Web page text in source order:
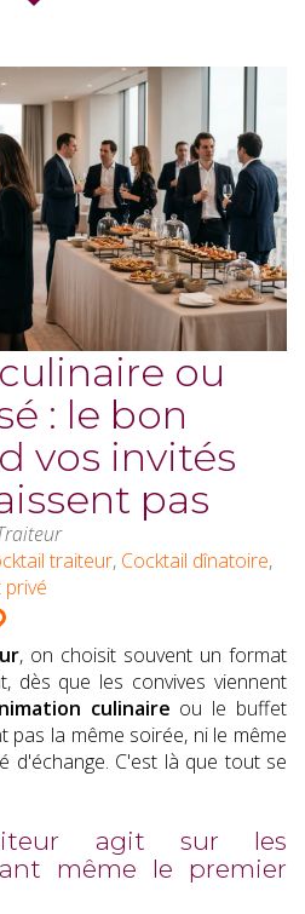
ou
: le bon
vos invités
pas
traiteur, Cocktail dînatoire,
privé
, on choisit souvent un format
dès que les convives viennent
culinaire ou le buffet
pas la même soirée, ni le même
d'échange. C'est là que tout se
agit sur les
même le premier